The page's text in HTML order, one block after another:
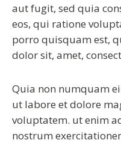
aut fugit, sed quia
eos, qui ratione
porro quisquam est,
dolor sit, amet,
Quia non numquam
ut labore et dolore
voluptatem. ut enim
nostrum